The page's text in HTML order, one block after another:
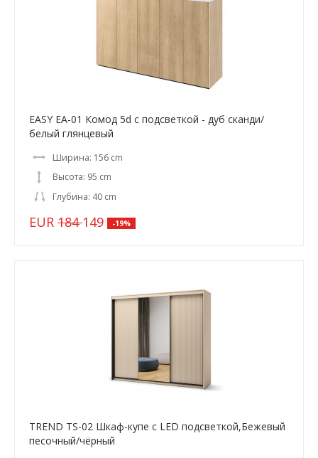
EASY EA-01 Комод 5d с подсветкой - дуб сканди/
белый глянцевый
Ширина: 156 cm
Высота: 95 cm
Глубина: 40 cm
EUR 184149 -19%
TREND TS-02 Шкаф-купе c LED подсветкой,Бежевый
песочный/чёрный